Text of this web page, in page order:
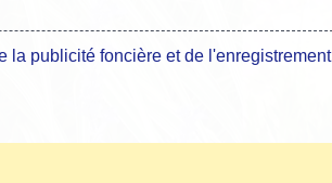
la publicité foncière et de l'enregistrement